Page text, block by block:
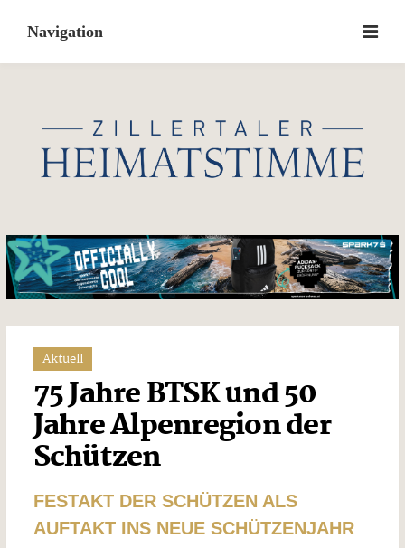
content
Aktuell
75 Jahre BTSK und 50
Jahre Alpenregion der
Schützen
FESTAKT DER SCHÜTZEN ALS
AUFTAKT INS NEUE SCHÜTZENJAHR